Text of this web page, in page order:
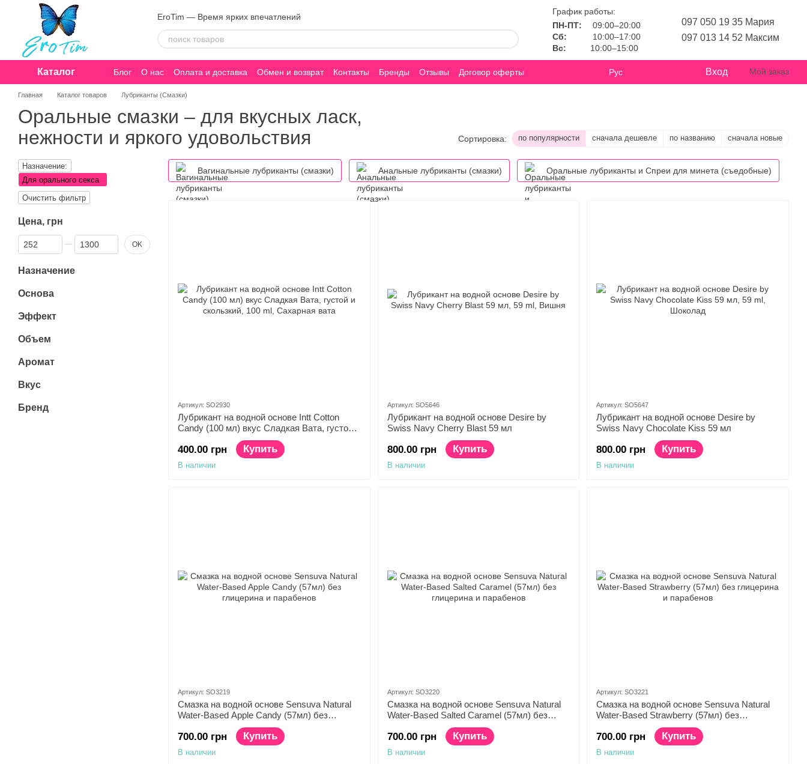
Перейти к основному контенту
EroTim — Время ярких впечатлений
График работы:
ПН-ПТ:
09:00–20:00
Сб:
10:00–17:00
Вс:
10:00–15:00
097 050 19 35 Мария
097 013 14 52 Максим
Каталог Блог О нас Оплата и доставка Обмен и возврат Контакты Бренды Отзывы
Договор оферты
Конфиденциальность
Рус Вход Мой заказ
Главная Каталог товаров Лубриканты (Смазки)
Оральные смазки – для вкусных ласк,
нежности и яркого удовольствия
Сортировка: по популярности сначала дешевле по названию сначала новые
Вагинальные лубриканты (смазки) Анальные лубриканты (смазки) Оральные лубриканты и Спреи для минета (съедобные)
Артикул: SO2930
Лубрикант на водной основе Intt Cotton
Candy (100 мл) вкус Сладкая Вата, густой и
400.00 грн Купить
В наличии
Артикул: SO5646
Лубрикант на водной основе Desire by
Swiss Navy Cherry Blast 59 мл
800.00 грн Купить
В наличии
Артикул: SO5647
Лубрикант на водной основе Desire by
Swiss Navy Chocolate Kiss 59 мл
800.00 грн Купить
В наличии
Артикул: SO3219
Смазка на водной основе Sensuva Natural
Water-Based Apple Candy (57мл) без
глицерина и парабенов
700.00 грн Купить
В наличии
Артикул: SO3220
Смазка на водной основе Sensuva Natural
Water-Based Salted Caramel (57мл) без
глицерина и парабенов
700.00 грн Купить
В наличии
Артикул: SO3221
Смазка на водной основе Sensuva Natural
Water-Based Strawberry (57мл) без
глицерина и парабенов
700.00 грн Купить
В наличии
Назначение:
Для орального секса
Очистить фильтр
Цена, грн
От Цена, грн
До Цена, грн OK
Назначение
Основа
Эффект
Объем
Аромат
Вкус
Бренд